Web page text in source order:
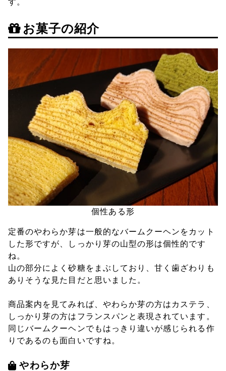
お菓子の紹介
個性ある形
定番のやわらか芽は一般的なバームクーヘンをカット
した形ですが、しっかり芽の山型の形は個性的です
ね。
山の部分によく砂糖をまぶしており、甘く歯ざわりも
ありそうな見た目だと思いました。
商品案内を見てみれば、やわらか芽の方はカステラ、
しっかり芽の方はフランスパンと表現されています。
同じバームクーヘンでもはっきり違いが感じられる作
りであるのも面白いですね。
やわらか芽